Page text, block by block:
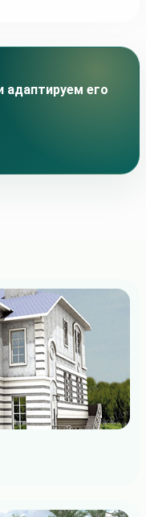
адаптируем его